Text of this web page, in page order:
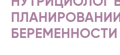
ПЛАНИРОВАНИИ
БЕРЕМЕННОСТИ